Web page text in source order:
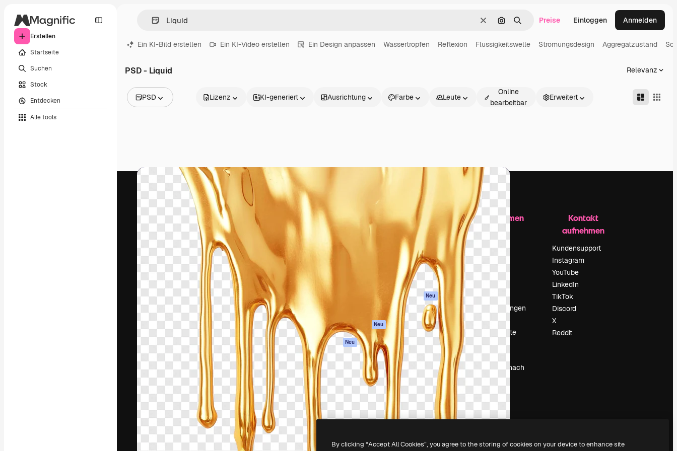
Erstellen
Startseite
Suchen
Stock
Entdecken
Alle tools
LöschenNach Bild suchen
SuchenPreise Einloggen Anmelden
Ein KI-Bild erstellen Ein KI-Video erstellen Ein Design anpassen Wassertropfen Reflexion Flussigkeitswelle Stromungsdesign Aggregatzustand
PSD - Liquid Relevanz
PSD
Videos
Icons
3D-Modelle
Schriftarten
Lizenz KI-generiert Ausrichtung Farbe Leute
Online
bearbeitbar
Erweitert
Die kreative Plattform, um deine beste
Arbeit zu verwirklichen. Mehr als 1 Million
Abonnenten unter Kreativen, Unternehmen,
Agenturen und Studios.
Deutsch
Produkte
Spaces
KI-Assistent
KI-Bildgenerator
KI-
Stimmengenerator
Stock-Inhalte
MCP für
Claude/ChatGPT
Neu
Agenten Neu
API
Mobile App
Alle Magnific-Tools
Loslegen
Academy
Dokumentation
Support
AGB
Datenschutzerklärung
Originale Neu
Cookie-Richtlinie
Vertrauenszentrum
Partner
Unternehmen
Unternehmen
Über uns
Karriere
Blog
Veranstaltungen
Slidesgo
Deine Inhalte
verkaufen
Pressesaal
Suchst du nach
magnific.ai
Kontakt
aufnehmen
Kundensupport
Instagram
YouTube
LinkedIn
TikTok
Discord
X
Reddit
Copyright © 2010-2026 Freepik Company S.L.U. Alle Rechte vorbehalten.
By clicking “Accept All Cookies”, you agree to the storing of cookies on your device to enhance site